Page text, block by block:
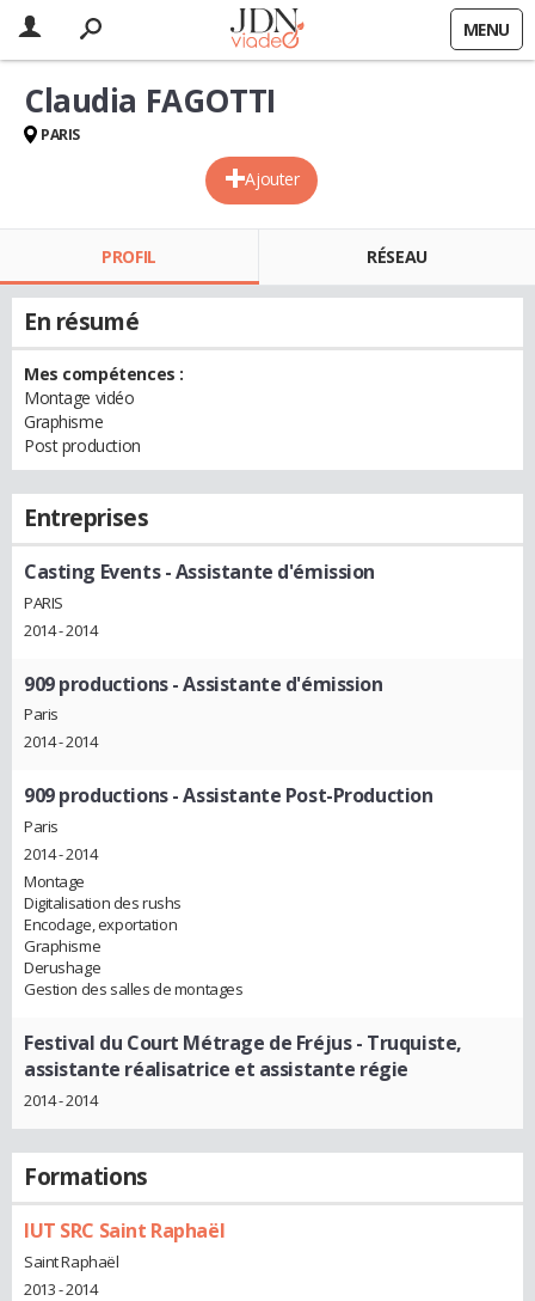
MENU
Ajouter
Claudia FAGOTTI
PARIS
PROFIL RÉSEAU
En résumé
Mes compétences :
Montage vidéo
Graphisme
Post production
Entreprises
Casting Events- Assistante d'émission
PARIS
2014 - 2014
909 productions- Assistante d'émission
Paris
2014 - 2014
909 productions- Assistante Post-Production
Paris
2014 - 2014
Montage
Digitalisation des rushs
Encodage, exportation
Graphisme
Derushage
Gestion des salles de montages
Festival du Court Métrage de Fréjus- Truquiste,
assistante réalisatrice et assistante régie
2014 - 2014
Formations
IUT SRC Saint Raphaël
Saint Raphaël
2013 - 2014